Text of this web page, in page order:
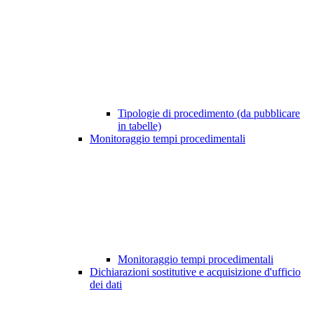
Tipologie di procedimento (da pubblicare
in tabelle)
Monitoraggio tempi procedimentali
Monitoraggio tempi procedimentali
Dichiarazioni sostitutive e acquisizione d'ufficio
dei dati